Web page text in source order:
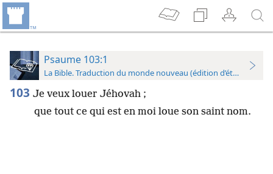
Psaume 103:1
La Bible. Traduction du monde nouveau (édition d’étude)
103 Je veux louer Jéhovah ;
que tout ce qui est en moi loue son saint nom.